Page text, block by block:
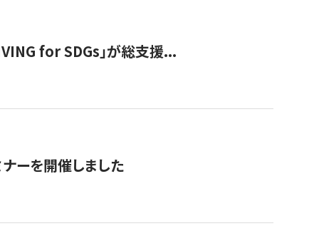
for SDGs」が総支援...
ーを開催しました